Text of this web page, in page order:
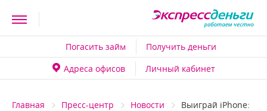
Погасить займ
Получить деньги
Адреса офисо
Личный кабинет
Главная Пресс-центр Новости
ыиграй iPhone: